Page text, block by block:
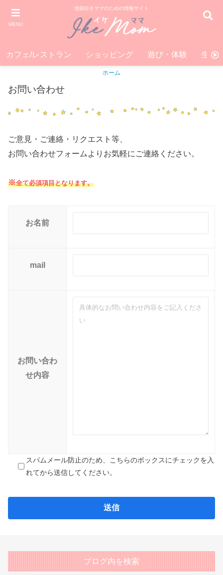
MENU
池袋好きママのための情報サイト
カフェ/レストラン ショッピング 遊び・体験 生活
ホーム
お問い合わせ
ご意見・ご連絡・リクエスト等、
お問い合わせフォームよりお気軽にご連絡ください。
※全て必須項目となります。
お名前
mail
お問い合わ
せ内容
スパムメール防止のため、こちらのボックスにチェックを入
れてから送信してください。
ブログ内を検索